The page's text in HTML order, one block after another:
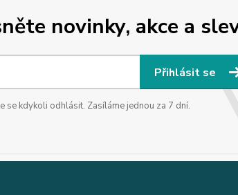
novinky, akce a
Přihlásit se
se kdykoli odhlásit. Zasíláme jednou za 7 dní.